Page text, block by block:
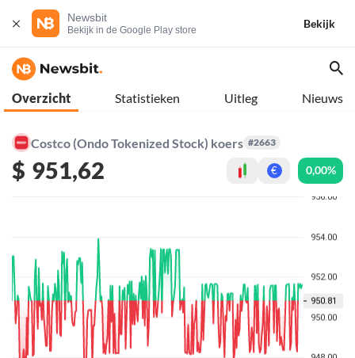
Newsbit
Bekijk in de Google Play store
Bekijk
Overzicht Statistieken Uitleg Nieuws
Costco (Ondo Tokenized Stock) koers #2663
$ 951,62 € 0,00%